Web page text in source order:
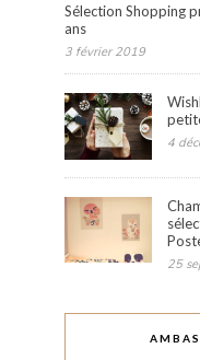
Sélection Shopping
ans
3 février 2019
4
25